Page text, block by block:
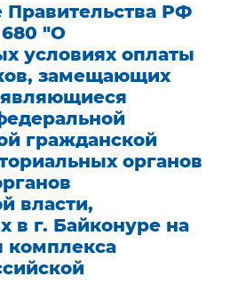
Правительства РФ
680 "О
условиях оплаты
замещающих
гражданской
органов
власти,
в г. Байконуре на
комплекса